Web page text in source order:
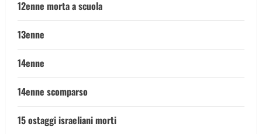
12enne morta a scuola
13enne
14enne
14enne scomparso
15 ostaggi israeliani morti